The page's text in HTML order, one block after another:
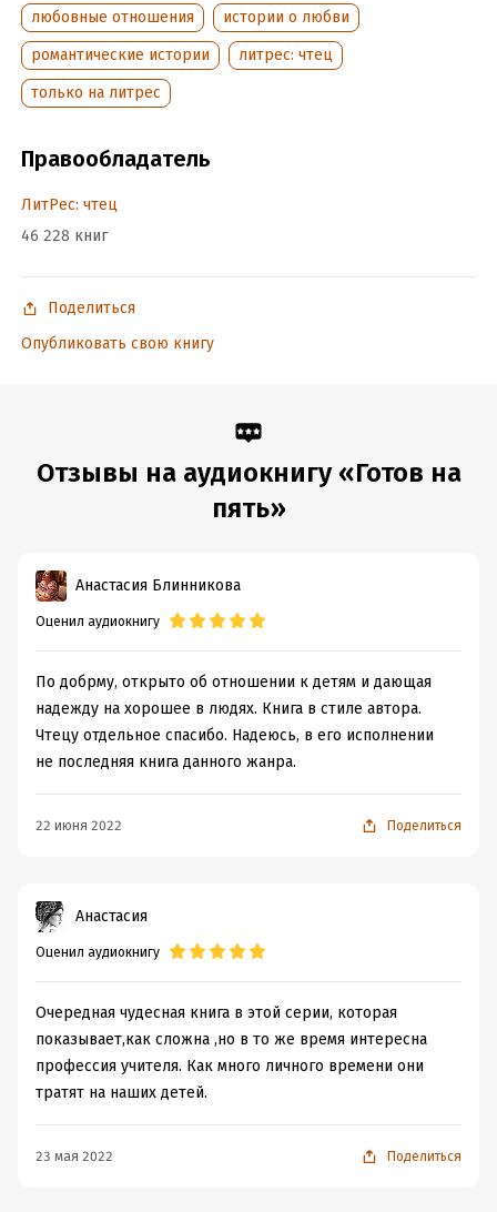
любовные отношения
истории о любви
романтические истории
литрес: чтец
только на литрес
Правообладатель
ЛитРес: чтец
46 228 книг
Поделиться
Опубликовать свою книгу
Отзывы на аудиокнигу «Готов на
пять»
Анастасия Блинникова
Оценил аудиокнигу
По добрму, открыто об отношении к детям и дающая
надежду на хорошее в людях. Книга в стиле автора.
Чтецу отдельное спасибо. Надеюсь, в его исполнении
не последняя книга данного жанра.
22 июня 2022 Поделиться
Анастасия
Оценил аудиокнигу
Очередная чудесная книга в этой серии, которая
показывает,как сложна ,но в то же время интересна
профессия учителя. Как много личного времени они
тратят на наших детей.
23 мая 2022 Поделиться